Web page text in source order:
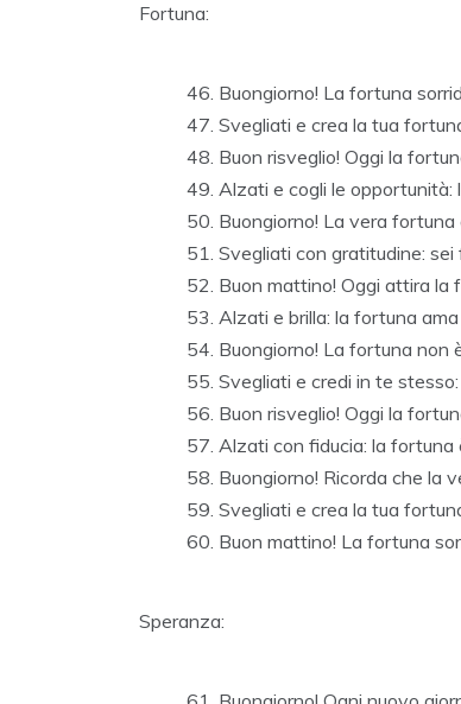
Fortuna:
Buongiorno! La fortuna
Svegliati e crea la tua
Buon risveglio! Oggi la
Alzati e cogli le opportunità:
Buongiorno! La vera
Svegliati con gratitudine:
Buon mattino! Oggi attira la
Alzati e brilla: la fortuna
Buongiorno! La fortuna non
Svegliati e credi in te
Buon risveglio! Oggi la
Alzati con fiducia: la fortuna
Buongiorno! Ricorda che la
Svegliati e crea la tua
Buon mattino! La fortuna
Speranza: